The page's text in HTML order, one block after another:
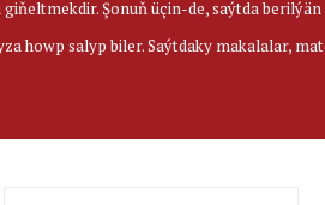
Şonuň üçin-de, saýtda
howp salyp biler. Saýtdaky makalalar,